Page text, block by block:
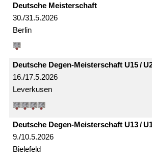
30./31.5.2026
Deutsche Meister­schaft
Berlin
16./17.5.2026
Deutsche Degen-Meister­schaft U15 /
Leverkusen
9./10.5.2026
Deutsche Degen-Meister­schaft U13 /
Bielefeld